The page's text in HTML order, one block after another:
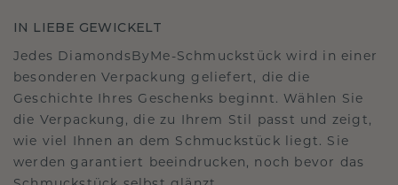
IN LIEBE GEWICKELT
Jedes DiamondsByMe-Schmuckstück wird in einer
besonderen Verpackung geliefert, die die
Geschichte Ihres Geschenks beginnt. Wählen Sie
die Verpackung, die zu Ihrem Stil passt und zeigt,
wie viel Ihnen an dem Schmuckstück liegt. Sie
werden garantiert beeindrucken, noch bevor das